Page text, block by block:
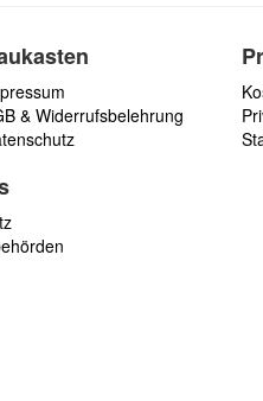
& Widerrufsbelehrung